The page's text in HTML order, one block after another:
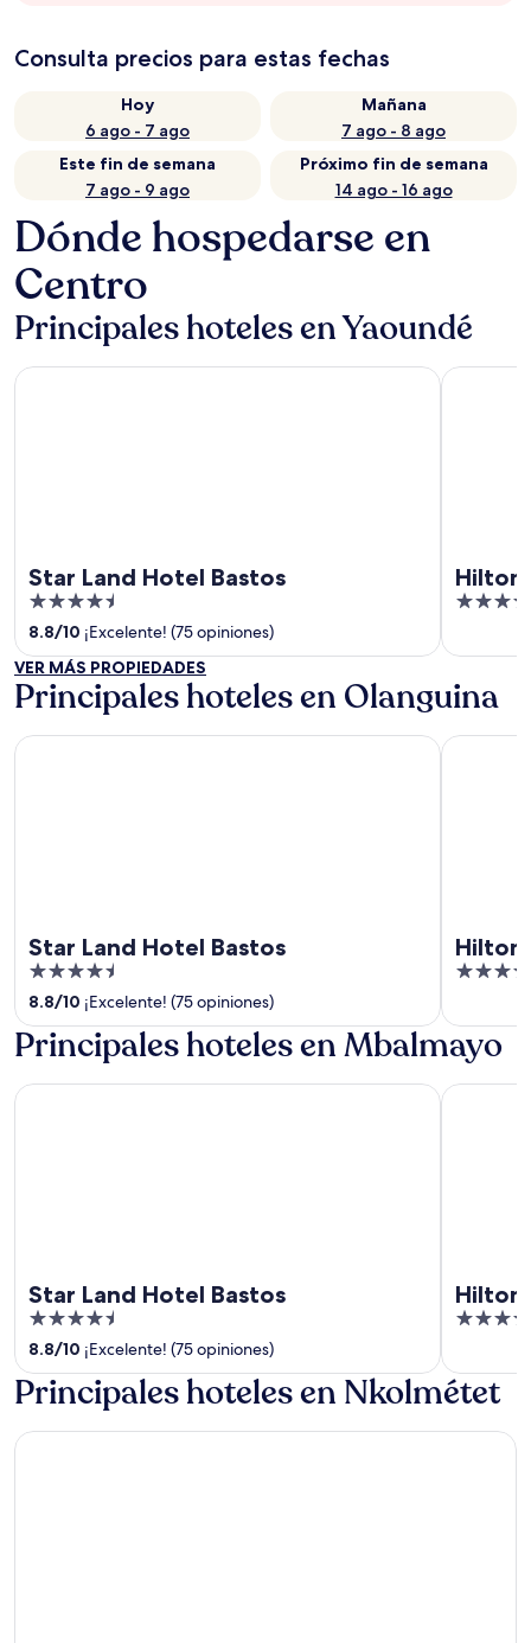
Consulta precios para estas fechas
Hoy
6 ago - 7 ago
Mañana
7 ago - 8 ago
Este fin de semana
7 ago - 9 ago
Próximo fin de semana
14 ago - 16 ago
Dónde hospedarse en
Centro
Principales hoteles en Yaoundé
Star Land Hotel Bastos
4.5
out
of
5
8.8/10 ¡Excelente! (75 opiniones)
Star Land Hotel Bastos
Hilton
5
of
5
Hilton
VER MÁS PROPIEDADES
Principales hoteles en Olanguina
Star Land Hotel Bastos
4.5
out
of
5
8.8/10 ¡Excelente! (75 opiniones)
Star Land Hotel Bastos
Hilton
5
of
5
Hilton
Principales hoteles en Mbalmayo
Star Land Hotel Bastos
4.5
out
of
5
8.8/10 ¡Excelente! (75 opiniones)
Star Land Hotel Bastos
Hilton
5
of
5
Hilton
Principales hoteles en Nkolmétet
Oveng Lodge